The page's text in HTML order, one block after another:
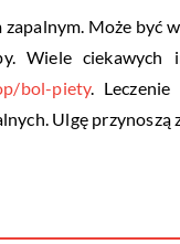
Może być
Wiele
bol-piety.
Ulgę przynoszą